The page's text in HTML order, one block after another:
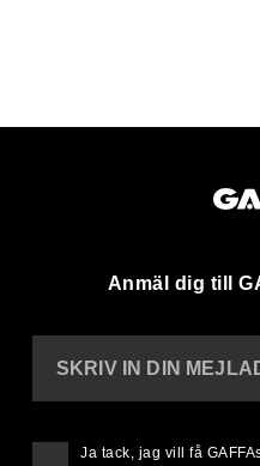
Anmäl dig till
SKRIV IN DIN
Ja tack, jag vill få